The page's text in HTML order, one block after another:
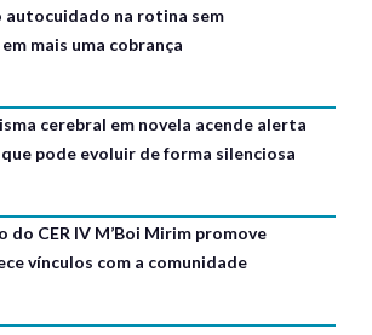
autocuidado na rotina sem
mais uma cobrança
cerebral em novela acende alerta
pode evoluir de forma silenciosa
do CER IV M’Boi Mirim promove
vínculos com a comunidade